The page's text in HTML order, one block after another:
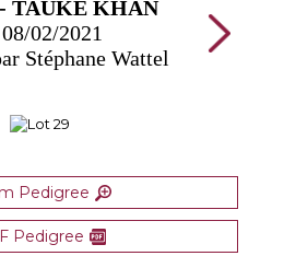
TAUKE KHAN
02/2021
Stéphane Wattel
Pedigree
Pedigree